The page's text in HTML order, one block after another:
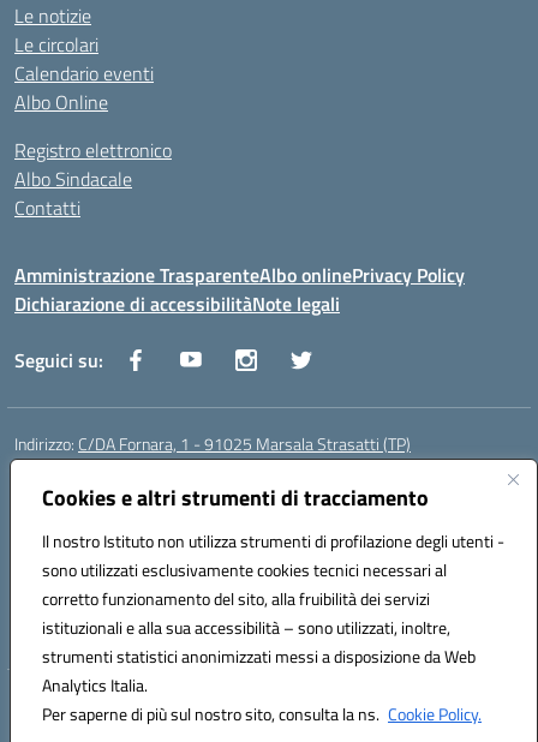
Cookies e altri strumenti di tracciamento
Il nostro Istituto non utilizza strumenti di profilazione degli utenti -
sono utilizzati esclusivamente cookies tecnici necessari al
corretto funzionamento del sito, alla fruibilità dei servizi
istituzionali e alla sua accessibilità – sono utilizzati, inoltre,
strumenti statistici anonimizzati messi a disposizione da Web
Analytics Italia.
Per saperne di più sul nostro sito, consulta la ns. Cookie Policy.
Le notizie
Le circolari
Calendario eventi
Albo Online
Registro elettronico
Albo Sindacale
Contatti
Amministrazione TrasparenteAlbo onlinePrivacy Policy
Dichiarazione di accessibilitàNote legali
Seguici su:
Indirizzo: C/DA Fornara, 1 - 91025 Marsala Strasatti (TP)
Centralino:
Posta elettronica certificata (PEC):tpic81600v@pec.istruzione.it
Codice fiscale: 82006360810
Codice meccanografico:TPIC81600V
Codice Indice delle Pubbliche Amministrazioni (IPA): istsc_tpic81600v
Codice unico di fatturazione (CUF): UFODYY
Hosting & Powered by 3D Solution S.r.l.
Concept & Design by Designers Italia